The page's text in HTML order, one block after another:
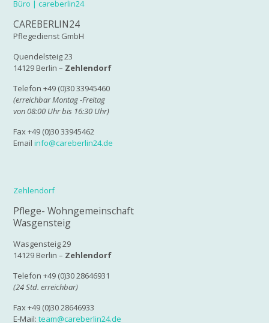
Büro | careberlin24
CAREBERLIN24
Pflegedienst GmbH
Quendelsteig 23
14129 Berlin – Zehlendorf
Telefon +49 (0)30 33945460
(erreichbar Montag -Freitag
von 08:00 Uhr bis 16:30 Uhr)
Fax +49 (0)30 33945462
Email info@careberlin24.de
Zehlendorf
Pflege- Wohngemeinschaft
Wasgensteig
Wasgensteig 29
14129 Berlin – Zehlendorf
Telefon +49 (0)30 28646931
(24 Std. erreichbar)
Fax +49 (0)30 28646933
E-Mail: team@careberlin24.de